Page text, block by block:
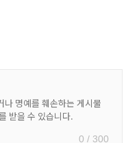
0 / 300